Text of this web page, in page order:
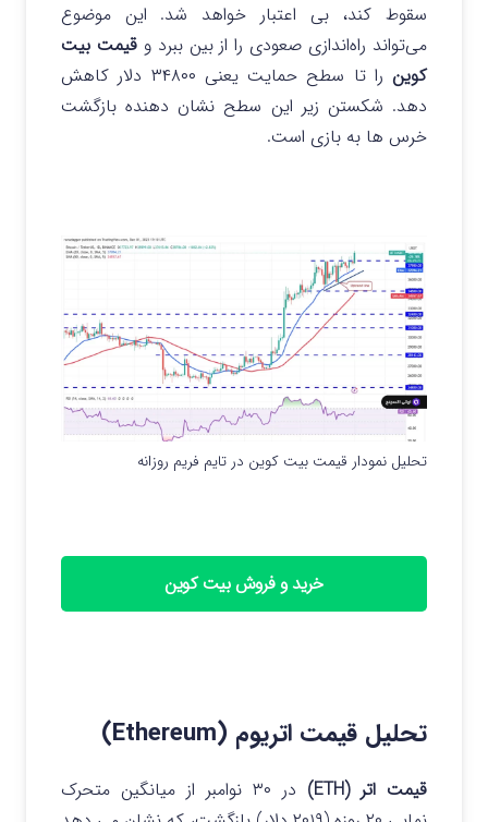
سقوط کند، بی اعتبار خواهد شد. این موضوع
می‌تواند راه‌اندازی صعودی را از بین ببرد وقیمت بیت
کوین
را تا سطح حمایت یعنی ۳۴۸۰۰ دلار کاهش
دهد. شکستن زیر این سطح نشان دهنده بازگشت
خرس ها به بازی است.
تحلیل نمودار قیمت بیت کوین در تایم فریم روزانه
خرید و فروش بیت کوین
تحلیل قیمت اتریوم (Ethereum)
قیمت اتر (ETH)
در ۳۰ نوامبر از میانگین متحرک